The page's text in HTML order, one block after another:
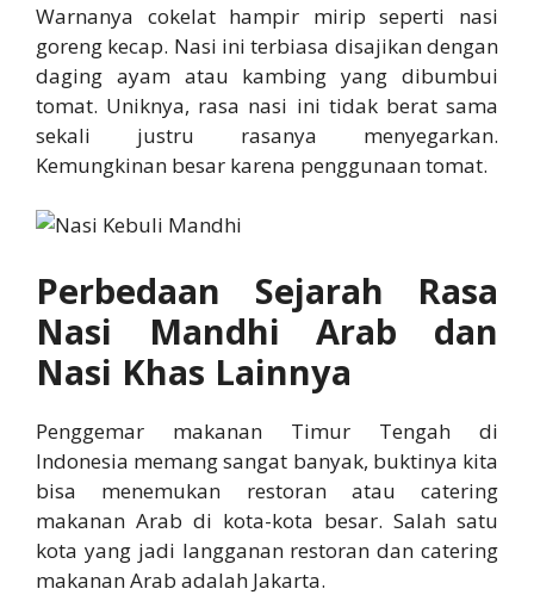
Warnanya cokelat hampir mirip seperti nasi
goreng kecap. Nasi ini terbiasa disajikan dengan
daging ayam atau kambing yang dibumbui
tomat. Uniknya, rasa nasi ini tidak berat sama
sekali justru rasanya menyegarkan.
Kemungkinan besar karena penggunaan tomat.
Perbedaan Sejarah Rasa
Nasi Mandhi Arab dan
Nasi Khas Lainnya
Penggemar makanan Timur Tengah di
Indonesia memang sangat banyak, buktinya kita
bisa menemukan restoran atau catering
makanan Arab di kota-kota besar. Salah satu
kota yang jadi langganan restoran dan catering
makanan Arab adalah Jakarta.